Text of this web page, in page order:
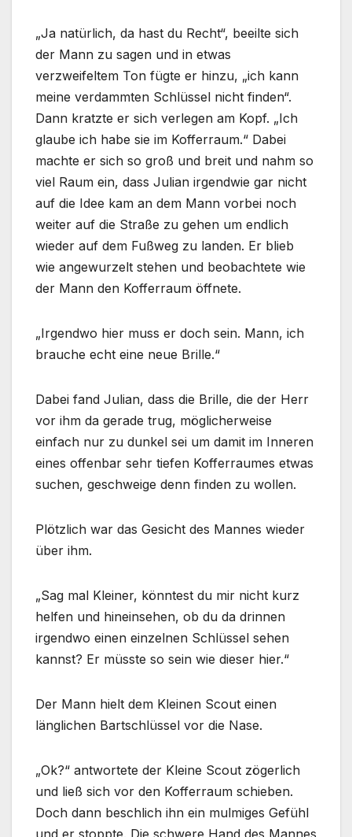
„Ja natürlich, da hast du Recht“, beeilte sich
der Mann zu sagen und in etwas
verzweifeltem Ton fügte er hinzu, „ich kann
meine verdammten Schlüssel nicht finden“.
Dann kratzte er sich verlegen am Kopf. „Ich
glaube ich habe sie im Kofferraum.“ Dabei
machte er sich so groß und breit und nahm so
viel Raum ein, dass Julian irgendwie gar nicht
auf die Idee kam an dem Mann vorbei noch
weiter auf die Straße zu gehen um endlich
wieder auf dem Fußweg zu landen. Er blieb
wie angewurzelt stehen und beobachtete wie
der Mann den Kofferraum öffnete.
„Irgendwo hier muss er doch sein. Mann, ich
brauche echt eine neue Brille.“
Dabei fand Julian, dass die Brille, die der Herr
vor ihm da gerade trug, möglicherweise
einfach nur zu dunkel sei um damit im Inneren
eines offenbar sehr tiefen Kofferraumes etwas
suchen, geschweige denn finden zu wollen.
Plötzlich war das Gesicht des Mannes wieder
über ihm.
„Sag mal Kleiner, könntest du mir nicht kurz
helfen und hineinsehen, ob du da drinnen
irgendwo einen einzelnen Schlüssel sehen
kannst? Er müsste so sein wie dieser hier.“
Der Mann hielt dem Kleinen Scout einen
länglichen Bartschlüssel vor die Nase.
„Ok?“ antwortete der Kleine Scout zögerlich
und ließ sich vor den Kofferraum schieben.
Doch dann beschlich ihn ein mulmiges Gefühl
und er stoppte. Die schwere Hand des Mannes